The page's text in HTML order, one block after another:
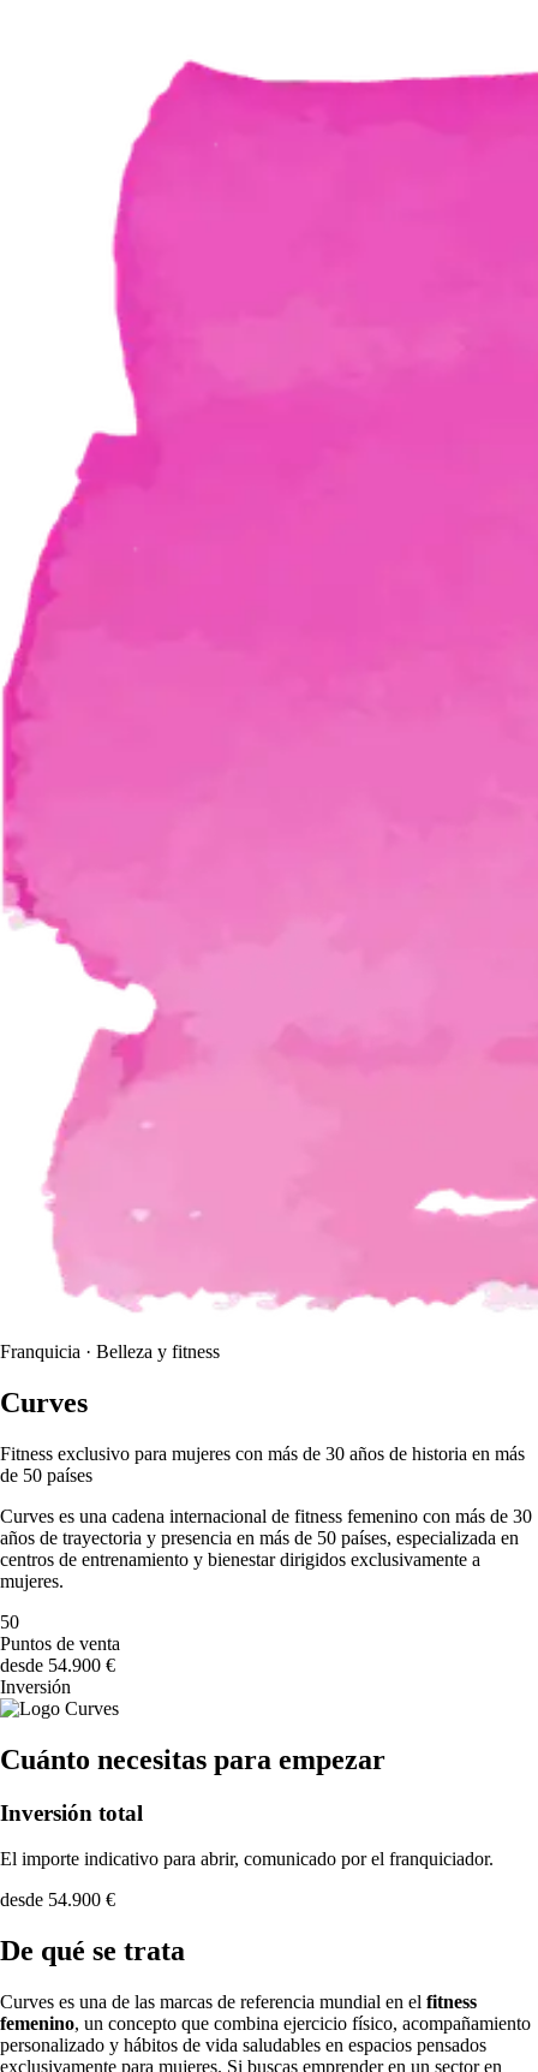
Franquicia · Belleza y fitness
Curves
Fitness exclusivo para mujeres con más de 30 años de historia en más
de 50 países
Curves es una cadena internacional de fitness femenino con más de 30
años de trayectoria y presencia en más de 50 países, especializada en
centros de entrenamiento y bienestar dirigidos exclusivamente a
mujeres.
50
Puntos de venta
desde 54.900 €
Inversión
Cuánto necesitas para empezar
Inversión total
El importe indicativo para abrir, comunicado por el franquiciador.
desde 54.900 €
De qué se trata
Curves es una de las marcas de referencia mundial en el fitness
femenino, un concepto que combina ejercicio físico, acompañamiento
personalizado y hábitos de vida saludables en espacios pensados
exclusivamente para mujeres. Si buscas emprender en un sector en